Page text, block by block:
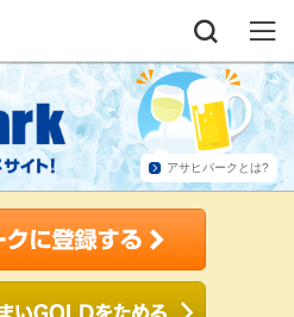
アサヒパークとは?